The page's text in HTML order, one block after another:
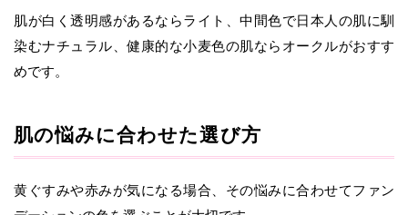
肌が白く透明感があるならライト、中間色で日本人の肌に馴
染むナチュラル、健康的な小麦色の肌ならオークルがおすす
めです。
肌の悩みに合わせた選び方
黄ぐすみや赤みが気になる場合、その悩みに合わせてファン